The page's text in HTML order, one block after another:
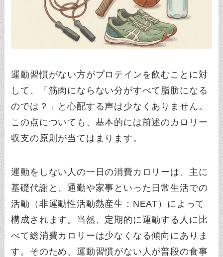
運動習慣がない方がプロテインを飲むことに対
して、「筋肉にならない分がすべて脂肪になる
のでは？」と心配する声は少なくありません。
この点についても、基本的には前述のカロリー
収支の原則が当てはまります。
運動をしない人の一日の消費カロリーは、主に
基礎代謝と、通勤や家事といった日常生活での
活動（非運動性活動熱産生：NEAT）によって
構成されます。当然、定期的に運動する人に比
べて総消費カロリーは少なくなる傾向にありま
す。そのため、運動習慣がない人が普段の食事